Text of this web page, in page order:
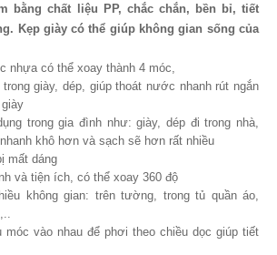
bằng chất liệu PP, chắc chắn, bền bỉ, tiết
Kẹp giày có thể giúp không gian sống của
nhựa có thể xoay thành 4 móc,
giày, dép, giúp thoát nước nhanh rút ngắn
trong gia đình như: giày, dép đi trong nhà,
khô hơn và sạch sẽ hơn rất nhiều
mất dáng
và tiện ích, có thể xoay 360 độ
không gian: trên tường, trong tủ quần áo,
móc vào nhau để phơi theo chiều dọc giúp tiết